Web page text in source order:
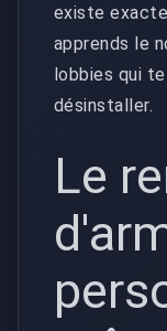
existe
apprends le
lobbies qui
désinstaller.
Le